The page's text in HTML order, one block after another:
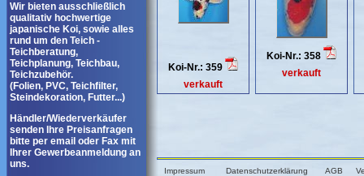
Wir bieten ausschließlich
qualitativ hochwertige
japanische Koi, sowie alles
rund um den Teich -
Teichberatung,
Teichplanung, Teichbau,
Teichzubehör.
(Folien, PVC, Teichfilter,
Steindekoration, Futter...)
Händler/Wiederverkäufer
senden Ihre Preisanfragen
bitte per email oder Fax mit
Ihrer Gewerbeanmeldung an
uns.
Koi-Nr.: 359
verkauft
Koi-Nr.: 358
verkauft
Impressum Datenschutzerklärung AGB